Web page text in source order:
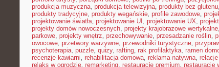
produkcja muzyczna, produkcja telewizyjna, produkty bez glutenu
produkty tradycyjne, produkty wegańskie, profile zawodowe,
projektowanie światła, projektowanie UI , projektowanie UX,
projekty domów nowoczesnych, projekty krajobrazowe wertykalne
parkowe, projekty wnętrz, przechowywanie, przesadzanie roślin,
owocowe, przetwory warzywne, przewodniki turystyczne,
psychoterapia, puzzle, quizy, rafting, rak profilaktyka, ramen
recenzje kawiarni, rehabilitacja domowa, reklama natywna,
relaks w ogrodzie, remarketing, restauracje premium, restauracje